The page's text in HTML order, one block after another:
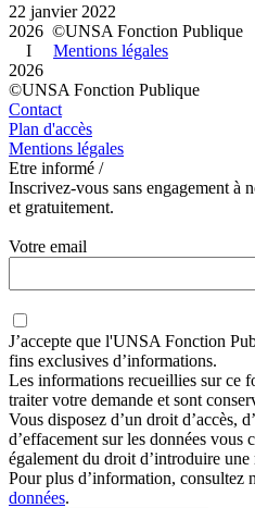
22 janvier 2022
2026 ©UNSA Fonction
I Mentions légales
2026
©UNSA Fonction Publique
Contact
Plan d'accès
Mentions légales
Etre informé /
Inscrivez-vous sans engagement à
et gratuitement.
Votre email
J’accepte que l'UNSA Fonction
fins exclusives d’informations.
Les informations recueillies sur ce
traiter votre demande et sont
Vous disposez d’un droit d’accès,
d’effacement sur les données vous
également du droit d’introduire
Pour plus d’information, consultez
données.